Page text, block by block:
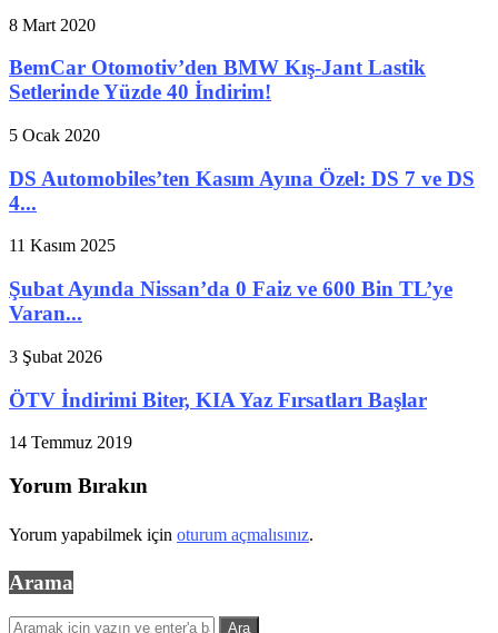
8 Mart 2020
BemCar Otomotiv’den BMW Kış-Jant Lastik
Setlerinde Yüzde 40 İndirim!
5 Ocak 2020
DS Automobiles’ten Kasım Ayına Özel: DS 7 ve DS
4...
11 Kasım 2025
Şubat Ayında Nissan’da 0 Faiz ve 600 Bin TL’ye
Varan...
3 Şubat 2026
ÖTV İndirimi Biter, KIA Yaz Fırsatları Başlar
14 Temmuz 2019
Yorum Bırakın
Yorum yapabilmek için oturum açmalısınız.
Arama